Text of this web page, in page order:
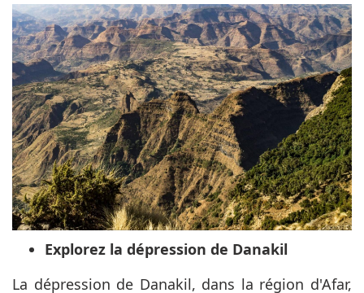
Explorez la dépression de Danakil
La dépression de Danakil, dans la région d'Afar,